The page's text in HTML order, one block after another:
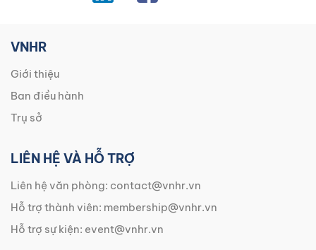
VNHR
Giới thiệu
Ban điều hành
Trụ sở
LIÊN HỆ VÀ HỖ TRỢ
Liên hệ văn phòng: contact@vnhr.vn
Hỗ trợ thành viên: membership@vnhr.vn
Hỗ trợ sự kiện: event@vnhr.vn